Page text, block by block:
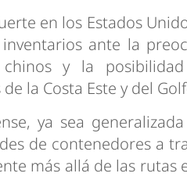
en los Estados
ante la
chinos y la
la Costa Este y del
ya sea
de contenedores a
más allá de las rutas